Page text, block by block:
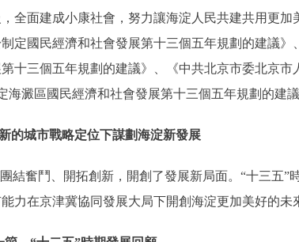
全面建成小康社會，努力讓海淀人民共建共用更
定國民經濟和社會發展第十三個五年規劃的建議》
十三個五年規劃的建議》、《中共北京市委北京市
澱區國民經濟和社會發展第十三個五年規劃的建
的城市戰略定位下謀劃海淀新發展
奮鬥、開拓創新，開創了發展新局面。“十三五”
力在京津冀協同發展大局下開創海淀更加美好的未